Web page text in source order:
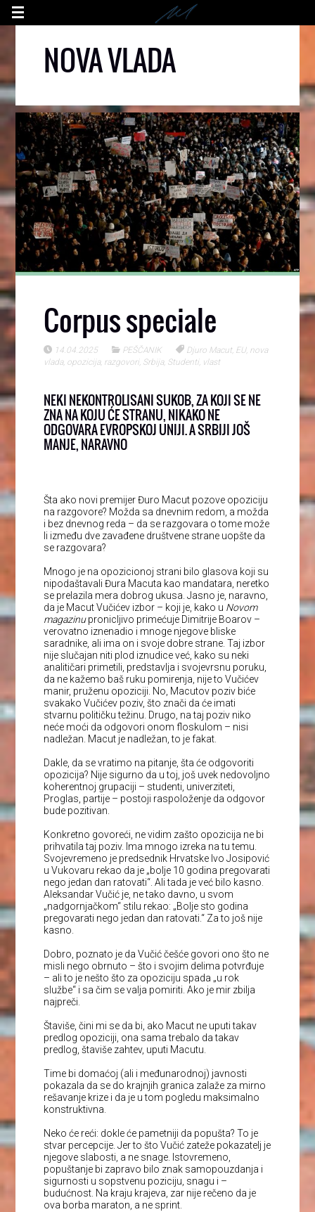
NOVA VLADA
Corpus speciale
14.04.2025 PEŠČANIK Djuro Macut, EU, nova
vlada, opozicija, razgovori, Srbija, Studenti, vlast
NEKI NEKONTROLISANI SUKOB, ZA KOJI SE NE
ZNA NA KOJU ĆE STRANU, NIKAKO NE
ODGOVARA EVROPSKOJ UNIJI. A SRBIJI JOŠ
MANJE, NARAVNO
Šta ako novi premijer Đuro Macut pozove opoziciju
na razgovore? Možda sa dnevnim redom, a možda
i bez dnevnog reda – da se razgovara o tome može
li između dve zavađene društvene strane uopšte da
se razgovara?
Mnogo je na opozicionoj strani bilo glasova koji su
nipodaštavali Đura Macuta kao mandatara, neretko
se prelazila mera dobrog ukusa. Jasno je, naravno,
da je Macut Vučićev izbor – koji je, kako u Novom
magazinupronicljivo primećuje Dimitrije Boarov –
verovatno iznenadio i mnoge njegove bliske
saradnike, ali ima on i svoje dobre strane. Taj izbor
nije slučajan niti plod iznudice već, kako su neki
analitičari primetili, predstavlja i svojevrsnu poruku,
da ne kažemo baš ruku pomirenja, nije to Vučićev
manir, pruženu opoziciji. No, Macutov poziv biće
svakako Vučićev poziv, što znači da će imati
stvarnu političku težinu. Drugo, na taj poziv niko
neće moći da odgovori onom floskulom – nisi
nadležan. Macut je nadležan, to je fakat.
Dakle, da se vratimo na pitanje, šta će odgovoriti
opozicija? Nije sigurno da u toj, još uvek nedovoljno
koherentnoj grupaciji – studenti, univerziteti,
Proglas, partije – postoji raspoloženje da odgovor
bude pozitivan.
Konkretno govoreći, ne vidim zašto opozicija ne bi
prihvatila taj poziv. Ima mnogo izreka na tu temu.
Svojevremeno je predsednik Hrvatske Ivo Josipović
u Vukovaru rekao da je „bolje 10 godina pregovarati
nego jedan dan ratovati“. Ali tada je već bilo kasno.
Aleksandar Vučić je, ne tako davno, u svom
„nadgornjačkom“ stilu rekao: „Bolje sto godina
pregovarati nego jedan dan ratovati.“ Za to još nije
kasno.
Dobro, poznato je da Vučić češće govori ono što ne
misli nego obrnuto – što i svojim delima potvrđuje
– ali to je nešto što za opoziciju spada „u rok
službe“ i sa čim se valja pomiriti. Ako je mir zbilja
najpreči.
Štaviše, čini mi se da bi, ako Macut ne uputi takav
predlog opoziciji, ona sama trebalo da takav
predlog, štaviše zahtev, uputi Macutu.
Time bi domaćoj (ali i međunarodnoj) javnosti
pokazala da se do krajnjih granica zalaže za mirno
rešavanje krize i da je u tom pogledu maksimalno
konstruktivna.
Neko će reći: dokle će pametniji da popušta? To je
stvar percepcije. Jer to što Vučić zateže pokazatelj je
njegove slabosti, a ne snage. Istovremeno,
popuštanje bi zapravo bilo znak samopouzdanja i
sigurnosti u sopstvenu poziciju, snagu i –
budućnost. Na kraju krajeva, zar nije rečeno da je
ova borba maraton, a ne sprint.